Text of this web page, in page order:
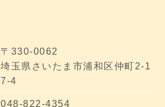
〒330-0062
埼玉県さいたま市浦和区仲町2-1
7-4
048-822-4354